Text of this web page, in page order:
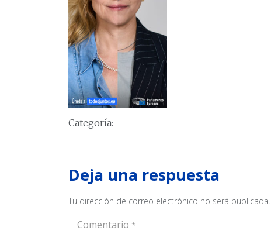
Categoría:
Deja una respuesta
Tu dirección de correo electrónico no será publicada.
Comentario *